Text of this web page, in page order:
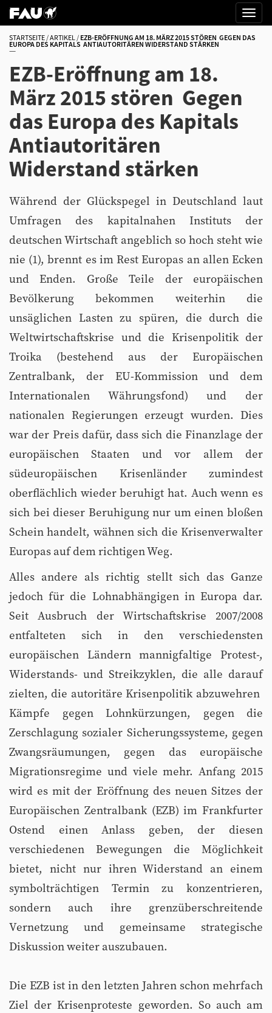
STARTSEITE ARTIKEL EZB-ERÖFFNUNG AM 18. MÄRZ 2015 STÖREN  GEGEN DAS
EUROPA DES KAPITALS  ANTIAUTORITÄREN WIDERSTAND STÄRKEN
EZB-Eröffnung am 18.
März 2015 stören  Gegen
das Europa des Kapitals 
Antiautoritären
Widerstand stärken
Während der Glückspegel in Deutschland laut
Umfragen des kapitalnahen Instituts der
deutschen Wirtschaft angeblich so hoch steht wie
nie (1), brennt es im Rest Europas an allen Ecken
und Enden. Große Teile der europäischen
Bevölkerung bekommen weiterhin die
unsäglichen Lasten zu spüren, die durch die
Weltwirtschaftskrise und die Krisenpolitik der
Troika (bestehend aus der Europäischen
Zentralbank, der EU-Kommission und dem
Internationalen Währungsfond) und der
nationalen Regierungen erzeugt wurden. Dies
war der Preis dafür, dass sich die Finanzlage der
europäischen Staaten und vor allem der
südeuropäischen Krisenländer zumindest
oberflächlich wieder beruhigt hat. Auch wenn es
sich bei dieser Beruhigung nur um einen bloßen
Schein handelt, wähnen sich die Krisenverwalter
Europas auf dem richtigen Weg.
Alles andere als richtig stellt sich das Ganze
jedoch für die Lohnabhängigen in Europa dar.
Seit Ausbruch der Wirtschaftskrise 2007/2008
entfalteten sich in den verschiedensten
europäischen Ländern mannigfaltige Protest-,
Widerstands- und Streikzyklen, die alle darauf
zielten, die autoritäre Krisenpolitik abzuwehren 
Kämpfe gegen Lohnkürzungen, gegen die
Zerschlagung sozialer Sicherungssysteme, gegen
Zwangsräumungen, gegen das europäische
Migrationsregime und viele mehr. Anfang 2015
wird es mit der Eröffnung des neuen Sitzes der
Europäischen Zentralbank (EZB) im Frankfurter
Ostend einen Anlass geben, der diesen
verschiedenen Bewegungen die Möglichkeit
bietet, nicht nur ihren Widerstand an einem
symbolträchtigen Termin zu konzentrieren,
sondern auch ihre grenzüberschreitende
Vernetzung und gemeinsame strategische
Diskussion weiter auszubauen.
Die EZB ist in den letzten Jahren schon mehrfach
Ziel der Krisenproteste geworden. So auch am